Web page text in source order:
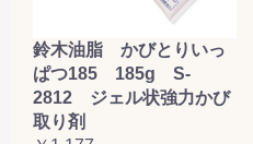
鈴木油脂 かびとりいっ
ぱつ185 185g S-
2812 ジェル状強力かび
取り剤